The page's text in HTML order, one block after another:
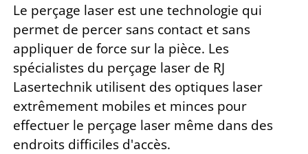
Le perçage laser est une technologie qui
permet de percer sans contact et sans
appliquer de force sur la pièce. Les
spécialistes du perçage laser de RJ
Lasertechnik utilisent des optiques laser
extrêmement mobiles et minces pour
effectuer le perçage laser même dans des
endroits difficiles d'accès.